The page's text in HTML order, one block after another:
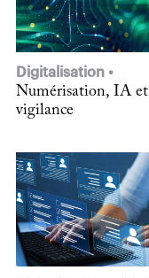
Digitalisation
Numérisation, IA et
vigilance